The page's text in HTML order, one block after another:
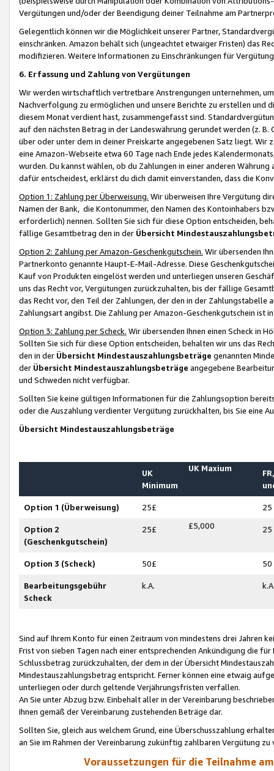
Vergütungen und/oder der Beendigung deiner Teilnahme am
Gelegentlich können wir die Möglichkeit unserer Partner,
einschränken. Amazon behält sich (ungeachtet etwaiger Fristen) das
modifizieren. Weitere Informationen zu Einschränkungen für
6. Erfassung und Zahlung von Vergütungen
Wir werden wirtschaftlich vertretbare Anstrengungen unternehmen,
Nachverfolgung zu ermöglichen und unsere Berichte zu erstellen und
diesem Monat verdient hast, zusammengefasst sind.
auf den nächsten Betrag in der Landeswährung gerundet werden (z.
über oder unter dem in deiner Preiskarte angegebenen Satz liegt.
eine Amazon-Webseite etwa 60 Tage nach Ende jedes
wurden. Du kannst wählen, ob du Zahlungen in einer anderen
dafür entscheidest, erklärst du dich damit einverstanden, dass die
Option 1: Zahlung per Überweisung. Wir überweisen Ihre Vergütung
Namen der Bank, die Kontonummer, den Namen des Kontoinhabers
erforderlich) nennen. Sollten Sie sich für diese Option entscheiden,
fällige Gesamtbetrag den in der Übersicht
Option 2: Zahlung per Amazon-Geschenkgutschein. Wir übersenden
Partnerkonto genannte Haupt-E-Mail-Adresse. Diese
Kauf von Produkten eingelöst werden und unterliegen unseren
uns das Recht vor, Vergütungen zurückzuhalten, bis der fällige
das Recht vor, den Teil der Zahlungen, der den in der
Zahlungsart angibst. Die Zahlung per Amazon-Geschenkgutschein ist
Option 3: Zahlung per Scheck. Wir übersenden Ihnen einen Scheck in
Sollten Sie sich für diese Option entscheiden, behalten wir uns das
den in der Übersicht Mindestauszahlungsbeträge genannten
der Übersicht Mindestauszahlungsbeträge angegebene
und Schweden nicht verfügbar.
Sollten Sie keine gültigen Informationen für die Zahlungsoption
oder die Auszahlung verdienter Vergütung zurückhalten, bis Sie
Übersicht Mindestauszahlungsbeträge
UK
Minimum
UK Maxium
Option 1 (Überweisung) 25£ 25
Option 2
(Geschenkgutschein)
25£ £5,000 25
Option 3 (Scheck) 50£ 50
Bearbeitungsgebühr
Scheck
k.A.
Sind auf Ihrem Konto für einen Zeitraum von mindestens drei Jahren
Frist von sieben Tagen nach einer entsprechenden Ankündigung die
Schlussbetrag zurückzuhalten, der dem in der Übersicht
Mindestauszahlungsbetrag entspricht. Ferner können eine etwaig
unterliegen oder durch geltende Verjährungsfristen verfallen.
An Sie unter Abzug bzw. Einbehalt aller in der Vereinbarung
Ihnen gemäß der Vereinbarung zustehenden Beträge dar.
Sollten Sie, gleich aus welchem Grund, eine Überschusszahlung
an Sie im Rahmen der Vereinbarung zukünftig zahlbaren Vergütung zu
Voraussetzungen für die Teilnahme